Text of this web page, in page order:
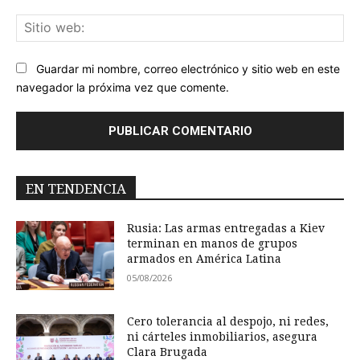
Guardar mi nombre, correo electrónico y sitio web en este
navegador la próxima vez que comente.
EN TENDENCIA
Rusia: Las armas entregadas a Kiev
terminan en manos de grupos
armados en América Latina
05/08/2026
Cero tolerancia al despojo, ni redes,
ni cárteles inmobiliarios, asegura
Clara Brugada